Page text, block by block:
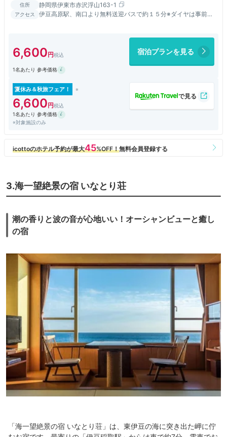
住所 静岡県伊東市赤沢浮山163-1
アクセス
伊豆高原駅、南口より無料送迎バスで約１５分※ダイヤは事前に
6,600 宿泊プランを見る
1名あたり 参考価格
夏休み＆秋旅フェア！
6,600
1名あたり 参考価格
※対象施設のみ
3.海一望絶景の宿 いなとり荘
潮の香りと波の音が心地いい！オーシャンビューと癒し
の宿
「海一望絶景の宿 いなとり荘」は、東伊豆の海に突き出た岬に佇